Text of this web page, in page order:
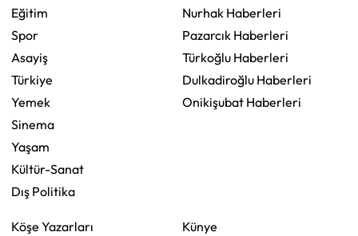
Eğitim
Spor
Asayiş
Türkiye
Yemek
Sinema
Yaşam
Kültür-Sanat
Dış Politika
Nurhak Haberleri
Pazarcık Haberleri
Türkoğlu Haberleri
Dulkadiroğlu Haberleri
Onikişubat Haberleri
Köşe Yazarları Künye